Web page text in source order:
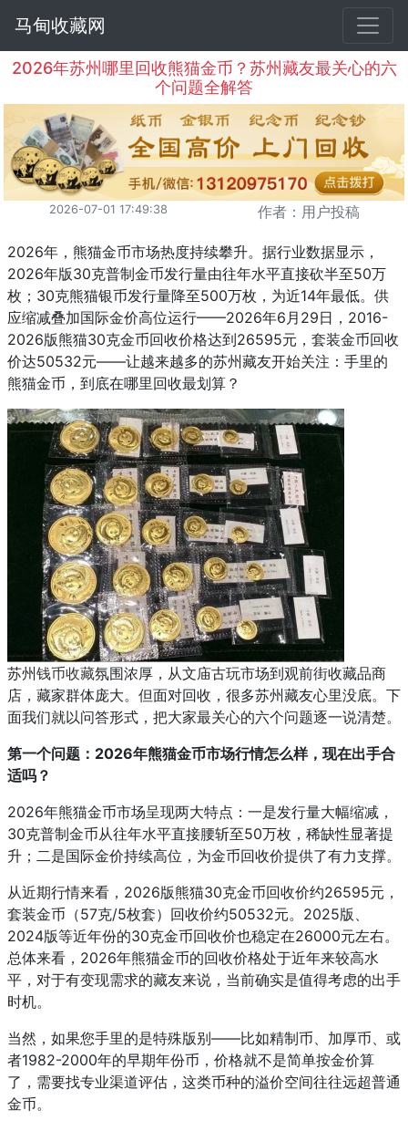
马甸收藏网
2026年苏州哪里回收熊猫金币？苏州藏友最关心的六
个问题全解答
2026-07-01 17:49:38 作者：用户投稿
2026年，熊猫金币市场热度持续攀升。据行业数据显示，
2026年版30克普制金币发行量由往年水平直接砍半至50万
枚；30克熊猫银币发行量降至500万枚，为近14年最低。供
应缩减叠加国际金价高位运行——2026年6月29日，2016-
2026版熊猫30克金币回收价格达到26595元，套装金币回收
价达50532元——让越来越多的苏州藏友开始关注：手里的
熊猫金币，到底在哪里回收最划算？
苏州钱币收藏氛围浓厚，从文庙古玩市场到观前街收藏品商
店，藏家群体庞大。但面对回收，很多苏州藏友心里没底。下
面我们就以问答形式，把大家最关心的六个问题逐一说清楚。
第一个问题：2026年熊猫金币市场行情怎么样，现在出手合
适吗？
2026年熊猫金币市场呈现两大特点：一是发行量大幅缩减，
30克普制金币从往年水平直接腰斩至50万枚，稀缺性显著提
升；二是国际金价持续高位，为金币回收价提供了有力支撑。
从近期行情来看，2026版熊猫30克金币回收价约26595元，
套装金币（57克/5枚套）回收价约50532元。2025版、
2024版等近年份的30克金币回收价也稳定在26000元左右。
总体来看，2026年熊猫金币的回收价格处于近年来较高水
平，对于有变现需求的藏友来说，当前确实是值得考虑的出手
时机。
当然，如果您手里的是特殊版别——比如精制币、加厚币、或
者1982-2000年的早期年份币，价格就不是简单按金价算
了，需要找专业渠道评估，这类币种的溢价空间往往远超普通
金币。